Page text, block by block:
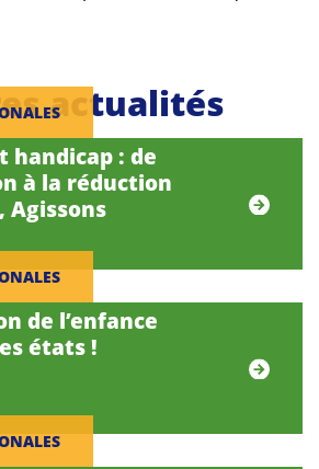
actualités
handicap : de
à la réduction
Agissons
de l’enfance
états !